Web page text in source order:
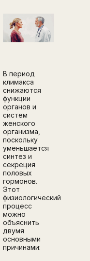
В период
климакса
снижаются
функции
органов и
систем
женского
организма,
поскольку
уменьшается
синтез и
секреция
половых
гормонов.
Этот
физиологический
процесс
можно
объяснить
двумя
основными
причинами: